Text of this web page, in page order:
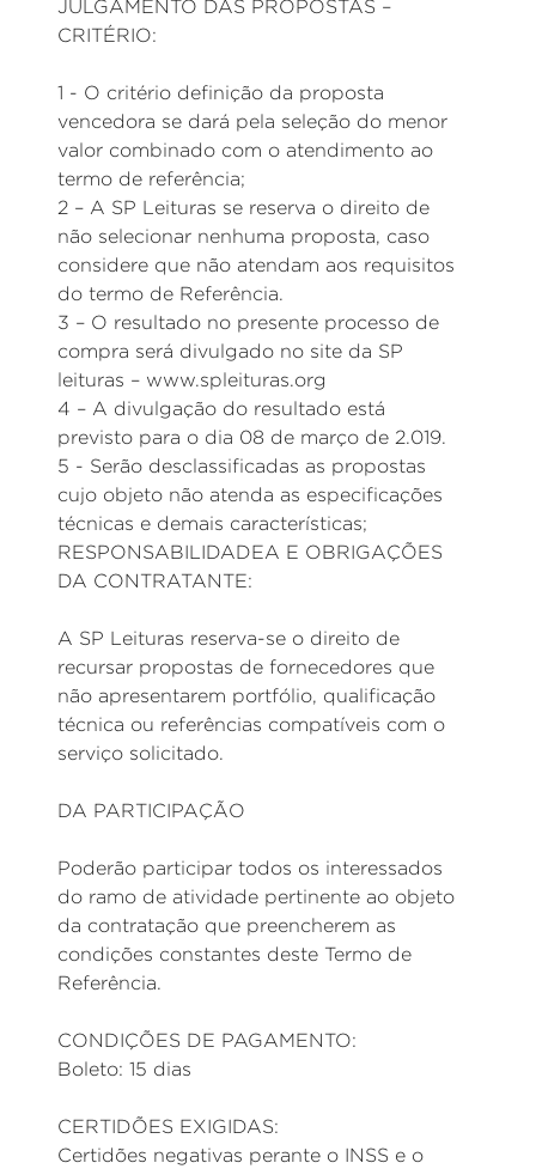
JULGAMENTO DAS PROPOSTAS –
CRITÉRIO:
1 - O critério definição da proposta
vencedora se dará pela seleção do menor
valor combinado com o atendimento ao
termo de referência;
2 – A SP Leituras se reserva o direito de
não selecionar nenhuma proposta, caso
considere que não atendam aos requisitos
do termo de Referência.
3 – O resultado no presente processo de
compra será divulgado no site da SP
leituras – www.spleituras.org
4 – A divulgação do resultado está
previsto para o dia 08 de março de 2.019.
5 - Serão desclassificadas as propostas
cujo objeto não atenda as especificações
técnicas e demais características;
RESPONSABILIDADEA E OBRIGAÇÕES
DA CONTRATANTE:
A SP Leituras reserva-se o direito de
recursar propostas de fornecedores que
não apresentarem portfólio, qualificação
técnica ou referências compatíveis com o
serviço solicitado.
DA PARTICIPAÇÃO
Poderão participar todos os interessados
do ramo de atividade pertinente ao objeto
da contratação que preencherem as
condições constantes deste Termo de
Referência.
CONDIÇÕES DE PAGAMENTO:
Boleto: 15 dias
CERTIDÕES EXIGIDAS:
Certidões negativas perante o INSS e o